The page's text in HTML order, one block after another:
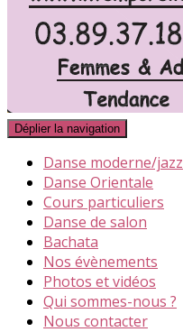
Déplier la navigation
Danse moderne/jazz
Danse Orientale
Cours particuliers
Danse de salon
Bachata
Nos évènements
Photos et vidéos
Qui sommes-nous ?
Nous contacter